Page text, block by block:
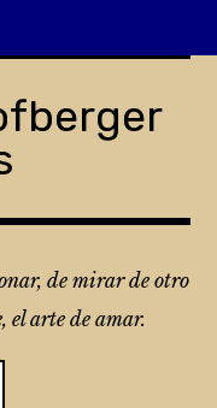
de mirar de otro
el arte de amar.